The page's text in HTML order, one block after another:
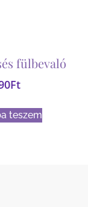
fülbevaló
Ft
teszem